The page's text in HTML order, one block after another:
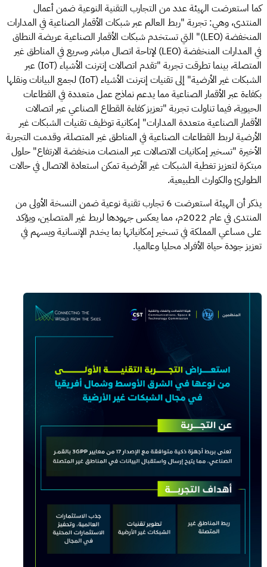
كما استعرضت الهيئة عدد من التجارب التقنية النوعية ضمن أعمال
المنتدى، وهي: تجربة "ربط العالم عبر شبكات الأقمار الصناعية في المدارات
المنخفضة (LEO)" التي تستخدم شبكات الأقمار الصناعية عريضة النطاق
في المدارات المنخفضة (LEO) لإتاحة اتصال مباشر وسريع في المناطق غير
المتصلة، بينما تطرقت تجربة "تقدم اتصالات إنترنت الأشياء (IoT) عبر
الشبكات غير الأرضية" إلى تقنيات إنترنت الأشياء (IoT) لجمع البيانات ونقلها
بكفاءة عبر الأقمار الصناعية مما يدعم نماذج عمل متعددة في القطاعات
الحيوية، فيما تناولت تجربة "تعزيز كفاءة القطاع الصناعي عبر اتصالات
الأقمار الصناعية متعددة المدارات" إمكانية توظيف تقنيات الشبكات غير
الأرضية لربط القطاعات الصناعية في المناطق غير المتصلة، وقدمت التجربة
الأخيرة "تسخير إمكانيات الاتصالات عبر المنصات منخفضة الارتفاع" حلول
مبتكرة لتعزيز تغطية الشبكات غير الأرضية تمكن استعادة الاتصال في حالات
الطوارئ والكوارث الطبيعية.
يذكر أن الهيئة استعرضت 6 تجارب تقنية نوعية ضمن النسخة الأولى من
المنتدى في عام 2022م، مما يعكس جهودها لربط غير المتصلين، ويؤكد
على مساعي المملكة في تسخير إمكانياتها بما يخدم الإنسانية ويسهم في
تعزيز جودة حياة الأفراد محليا وعالميا.